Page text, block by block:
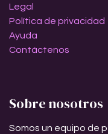
Legal
Política de privacidad
Ayuda
Contáctenos
Sobre nosotros
Somos un equipo de